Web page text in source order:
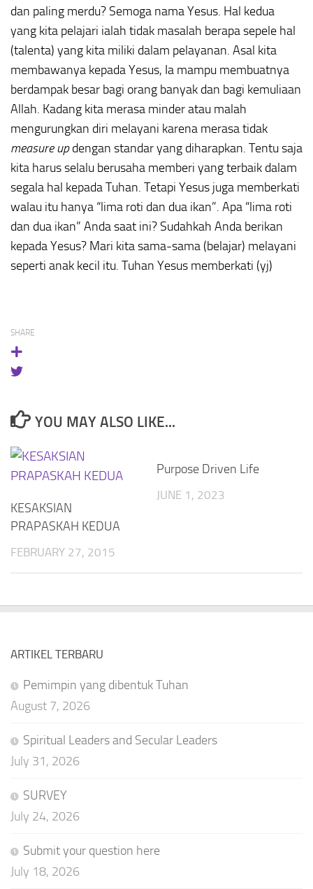
dan paling merdu? Semoga nama Yesus. Hal kedua
yang kita pelajari ialah tidak masalah berapa sepele hal
(talenta) yang kita miliki dalam pelayanan. Asal kita
membawanya kepada Yesus, Ia mampu membuatnya
berdampak besar bagi orang banyak dan bagi kemuliaan
Allah. Kadang kita merasa minder atau malah
mengurungkan diri melayani karena merasa tidak
measure updengan standar yang diharapkan. Tentu saja
kita harus selalu berusaha memberi yang terbaik dalam
segala hal kepada Tuhan. Tetapi Yesus juga memberkati
walau itu hanya “lima roti dan dua ikan”. Apa “lima roti
dan dua ikan” Anda saat ini? Sudahkah Anda berikan
kepada Yesus? Mari kita sama-sama (belajar) melayani
seperti anak kecil itu. Tuhan Yesus memberkati (yj)
SHARE
YOU MAY ALSO LIKE...
KESAKSIAN
PRAPASKAH KEDUA
FEBRUARY 27, 2015
Purpose Driven Life
JUNE 1, 2023
ARTIKEL TERBARU
Pemimpin yang dibentuk Tuhan
August 7, 2026
Spiritual Leaders and Secular Leaders
July 31, 2026
SURVEY
July 24, 2026
Submit your question here
July 18, 2026